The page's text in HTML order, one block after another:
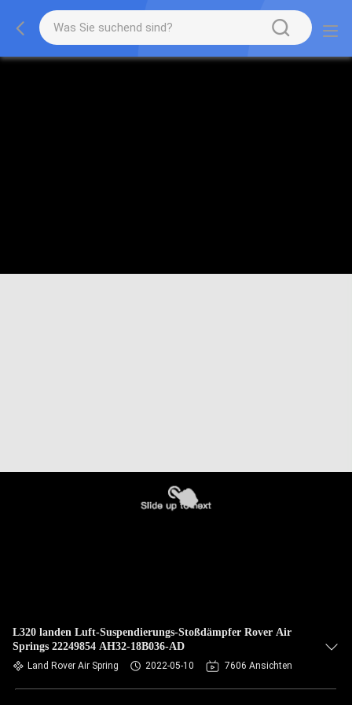
L320 landen Luft-Suspendierungs-Stoßdämpfer Rover Air
Springs 22249854 AH32-18B036-AD
Land Rover Air Spring 2022-05-10 7606 Ansichten